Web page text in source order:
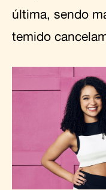
última, sendo
temido